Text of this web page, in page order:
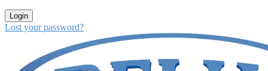
Login
Lost your password?